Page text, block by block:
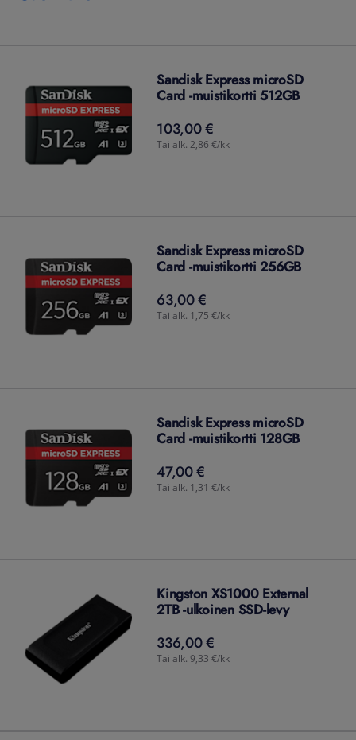
Sandisk Express microSD
Card -muistikortti 512GB
103,00 €
103,00€
Tai alk. 2,86 €/kk
Sandisk Express microSD
Card -muistikortti 256GB
63,00 €
63,00€
Tai alk. 1,75 €/kk
Sandisk Express microSD
Card -muistikortti 128GB
47,00 €
47,00€
Tai alk. 1,31 €/kk
Kingston XS1000 External
2TB -ulkoinen SSD-levy
336,00 €
336,00€
Tai alk. 9,33 €/kk